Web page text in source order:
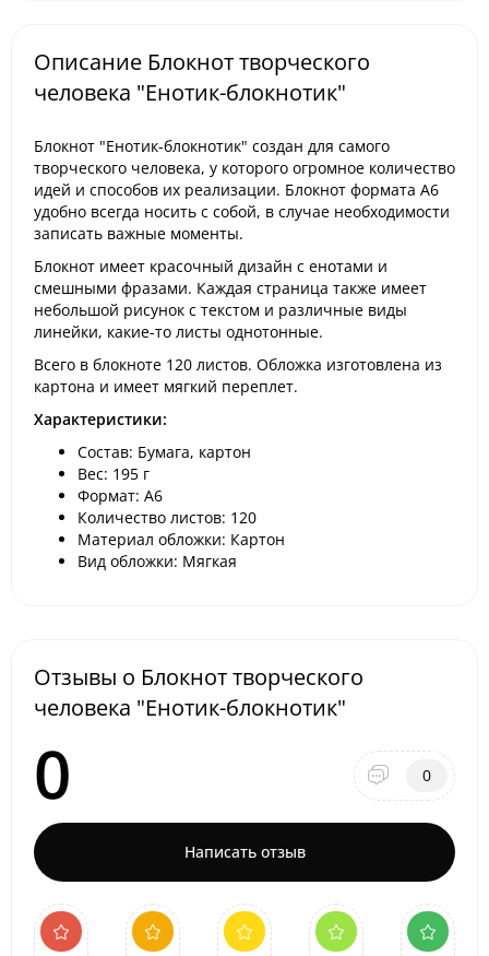
Описание Блокнот творческого
человека "Енотик-блокнотик"
Блокнот "Енотик-блокнотик" создан для самого
творческого человека, у которого огромное количество
идей и способов их реализации. Блокнот формата А6
удобно всегда носить с собой, в случае необходимости
записать важные моменты.
Блокнот имеет красочный дизайн с енотами и
смешными фразами. Каждая страница также имеет
небольшой рисунок с текстом и различные виды
линейки, какие-то листы однотонные.
Всего в блокноте 120 листов. Обложка изготовлена из
картона и имеет мягкий переплет.
Характеристики:
Состав: Бумага, картон
Вес: 195 г
Формат: А6
Количество листов: 120
Материал обложки: Картон
Вид обложки: Мягкая
Отзывы о Блокнот творческого
человека "Енотик-блокнотик"
0 0
Написать отзыв